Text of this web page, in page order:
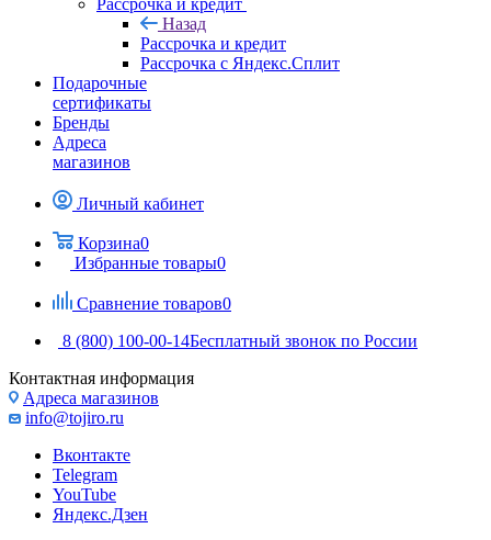
Рассрочка и кредит
Назад
Рассрочка и кредит
Рассрочка с Яндекс.Сплит
Подарочные
сертификаты
Бренды
Адреса
магазинов
Личный кабинет
Корзина0
Избранные товары0
Сравнение товаров0
8 (800) 100-00-14Бесплатный звонок по России
Контактная информация
Адреса магазинов
info@tojiro.ru
Вконтакте
Telegram
YouTube
Яндекс.Дзен